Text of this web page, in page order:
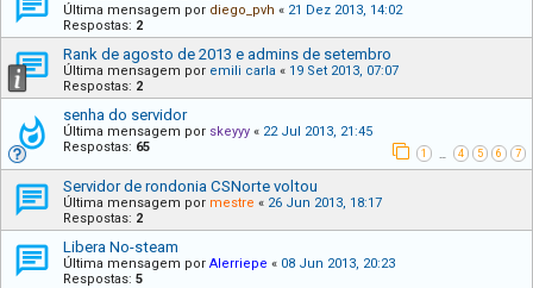
Última mensagem por diego_pvh « 21 Dez 2013, 14:02
Respostas: 2
Rank de agosto de 2013 e admins de setembro
Última mensagem por emili carla « 19 Set 2013, 07:07
Respostas: 2
senha do servidor
Última mensagem por skeyyy « 22 Jul 2013, 21:45
Respostas: 65 1 4 5 6 7
Servidor de rondonia CSNorte voltou
Última mensagem por mestre « 26 Jun 2013, 18:17
Respostas: 2
Libera No-steam
Última mensagem por Alerriepe « 08 Jun 2013, 20:23
Respostas: 5